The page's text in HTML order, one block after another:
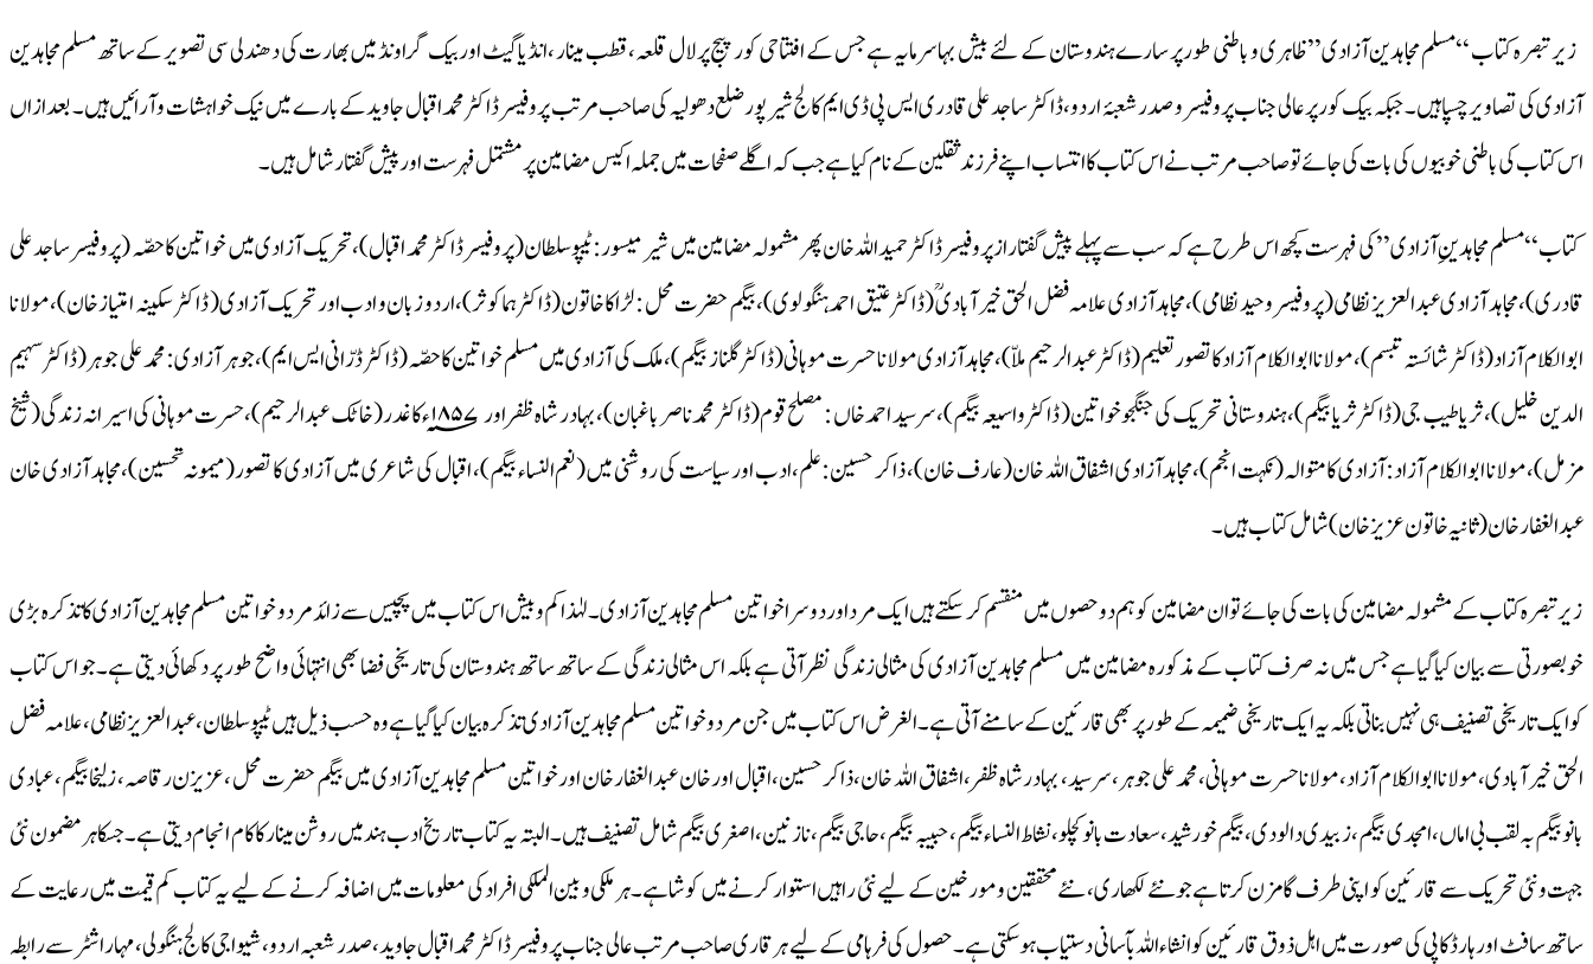
زیر تبصرہ کتاب ‘‘مسلم مجاہدین آزادی’’ظاہری و باطنی طورپر سارے ہندوستان کے لئے بیش بہاسرمایہ ہے جس کے افتتاحی کور پیج پرلال قلعہ، قطب مینار ،انڈیا گیٹ اوربیک گراونڈ میں بھارت کی دھندلی سی تصویر کے ساتھ مسلم مجاہدین
آزادی کی تصاویرچسپا ہیں۔ جبکہ بیک کورپر عالی جناب پروفیسرو صدر شعبۂ اردو،ڈاکٹر ساجدعلی قادری ایس پی ڈی ایم کالج شیرپورضلع دھولیہ کی صاحب مرتب پروفیسر ڈاکٹر محمداقبال جاویدکے بارے میں نیک خواہشات و آرائیں ہیں۔ بعد ازاں
اس کتاب کی باطنی خوبیوں کی بات کی جائے تو صاحب مرتب نے اس کتاب کا انتساب اپنے فرزند ثقلین کے نام کیا ہے جب کہ اگلے صفحات میں جملہ اکیس مضامین پر مشتمل فہرست اور پیش گفتار شامل ہیں۔
کتاب ‘‘مسلم مجاہدینِ آزادی’’ کی فہرست کچھ اس طرح ہے کہ سب سے پہلے پیش گفتاراز پروفیسرڈاکٹر حمیداللہ خان پھر مشمولہ مضامین میں شیرمیسور:ٹیپوسلطان (پروفیسرڈاکٹرمحمد اقبال)،تحریک آزادی میں خواتین کا حصّہ (پروفیسرساجد علی
قادری)، مجاہد آزادی عبدالعزیز نظامی (پروفیسروحید نظامی)، مجاہدآزادی علامہ فضل الحق خیرآبادیؒ (ڈاکٹر عتیق احمد ہنگولوی)،بیگم حضرت محل :لڑاکاخاتون(ڈاکٹر ہماکوثر)،اردو زبان و ادب اور تحریک آزادی( ڈاکٹر سکینہ امتیاز خان)،مولانا
ابوالکلام آزاد(ڈاکٹر شائستہ تبسم)، مولاناابوالکلام آزادکاتصور تعلیم(ڈاکٹر عبدالرحیم ملاّ)،مجاہد آزادی مولانا حسرت موہانی(ڈاکٹر گلناز بیگم)، ملک کی آزادی میں مسلم خواتین کا حصّہ(ڈاکٹر ڈرّانی ایس ایم)،جوہر آزادی: محمد علی جوہر(ڈاکٹر سہیم
الدین خلیل)،ثریا طیب جی(ڈاکٹر ثریا بیگم)، ہندوستانی تحریک کی جنگجوخواتین ( ڈاکٹر واسیعہ بیگم)، سرسید احمد خاں : مصلح قوم(ڈاکٹر محمد ناصر باغبان)، بہادر شاہ ظفراور ۱۸۵۷؁ءکا غدر(خاٹک عبدالرحیم)،حسرت موہانی کی اسیرانہ زندگی(شیخ
مزمل)،مولانا ابوالکلام آزاد: آزادی کامتوالہ (نکہت انجم)،مجاہدآزادی اشفاق اللہ خان(عارف خان)، ذاکر حسین:علم ،ادب اور سیاست کی روشنی میں(نعم النساء بیگم)، اقبال کی شاعر ی میں آزادی کا تصور(میمونہ تحسین)،مجاہد آزادی خان
عبدالغفار خان( ثانیہ خاتون عزیزخان)شامل کتاب ہیں۔
زیر تبصرہ کتاب کے مشمولہ مضامین کی بات کی جائے توان مضامین کوہم دو حصوں میں منقسم کر سکتے ہیں ایک مرد اوردوسرا خواتین مسلم مجاہدین آزادی ۔لہٰذاکم و بیش اس کتاب میں پچیس سے زائد مردو خواتین مسلم مجاہدین آزادی کا تذکرہ بڑی
خوبصورتی سے بیان کیاگیاہے جس میں نہ صرف کتاب کے مذکورہ مضامین میں مسلم مجاہدین آزادی کی مثالی زندگی نظرآتی ہے بلکہ اس مثالی زندگی کے ساتھ ساتھ ہندوستان کی تاریخی فضا بھی انتہائی واضح طور پر دکھائی دیتی ہے۔جو اس کتاب
کوایک تاریخی تصنیف ہی نہیں بناتی بلکہ یہ ایک تاریخی ضمیمہ کے طورپر بھی قارئین کے سامنے آتی ہے۔ الغر ض اس کتاب میں جن مرد و خواتین مسلم مجاہدین آزادی تذکرہ بیان کیا گیا ہے وہ حسب ذیل ہیں ٹیپوسلطان،عبدالعزیز نظامی، علامہ فضل
الحق خیرآبادی،مولانا ابوالکلام آزاد، مولاناحسرت موہانی،محمد علی جوہر،سر سید، بہادرشاہ ظفر،اشفاق اللہ خان،ذاکر حسین،اقبال اور خان عبدالغفار خان اور خواتین مسلم مجاہدین آزادی میں بیگم حضرت محل ،عزیزن رقاصہ، زلیخا بیگم، عبادی
بانوبیگم بہ لقب بی اماں، امجدی بیگم، زبیدی دالودی ، بیگم خورشید،سعادت بانو کچلو،نشاط النساء بیگم، حبیبہ بیگم ، حاجی بیگم، نازنین، اصغری بیگم شامل تصنیف ہیں۔البتہ یہ کتاب تاریخ ادب ہند میں روشن مینا ر کا کام انجام دیتی ہے۔جسکا ہر مضمون نئی
جہت ونئی تحریک سے قارئین کو اپنی طرف گامزن کرتا ہے جونئے لکھاری ، نئے محققین ومورخین کے لیے نئی راہیں استوار کرنے میں کوشا ہے۔ہر ملکی و بین الملکی افراد کی معلومات میں اضافہ کرنے کے لیے یہ کتاب کم قیمت میں رعایت کے
ساتھ سافٹ اور ہا رڈکاپی کی صورت میں اہل ذوق قارئین کوانشاء اللہ بآسانی دستیاب ہوسکتی ہے ۔حصول کی فرہامی کے لیے ہرقاری صاحب مرتب عالی جناب پروفیسر ڈاکٹرمحمداقبال جاوید،صدر شعبہ اردو،شیواجی کالج ہنگولی، مہاراشٹرسے رابطہ